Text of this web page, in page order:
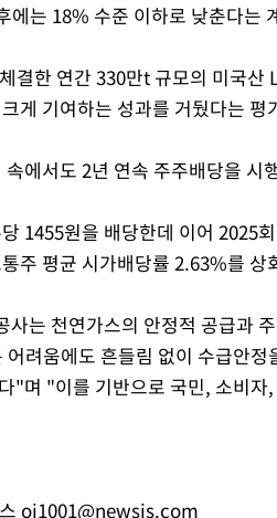
에는 18% 수준 이하로 낮춘다는
결한 연간 330만t 규모의 미국
게 기여하는 성과를 거뒀다는 평
에서도 2년 연속 주주배당을
1455원을 배당한데 이어 2025
주 평균 시가배당률 2.63%를 상
사는 천연가스의 안정적 공급과
어려움에도 흔들림 없이 수급안
"며 "이를 기반으로 국민, 소비
oj1001@newsis.com